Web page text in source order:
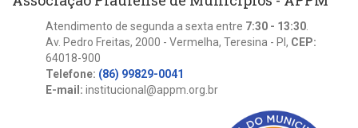
Atendimento de segunda a sexta entre 7:30 - 13:30.
Av. Pedro Freitas, 2000 - Vermelha, Teresina - PI, CEP:
64018-900
Telefone: (86) 99829-0041
E-mail: institucional@appm.org.br